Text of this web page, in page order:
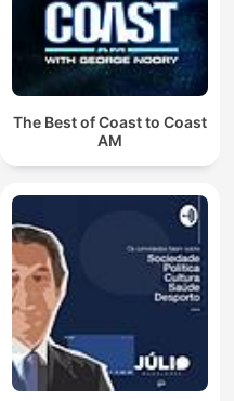
The Best of Coast to Coast
AM